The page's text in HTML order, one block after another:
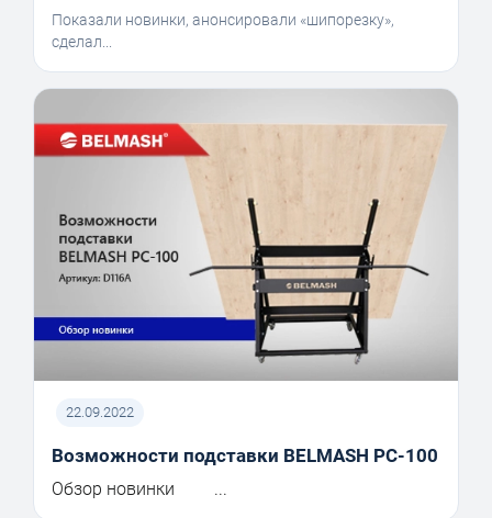
Показали новинки, анонсировали «шипорезку»,
сделал...
22.09.2022
Возможности подставки BELMASH PC-100
Обзор новинки ...